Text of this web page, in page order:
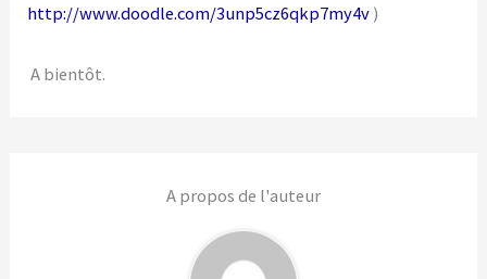
http://www.doodle.com/3unp5cz6qkp7my4v )
A bientôt.
A propos de l'auteur